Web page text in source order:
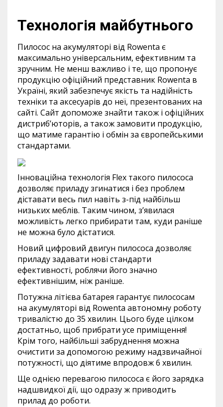
Технологія майбутнього
Пилосос на акумуляторі від Rowenta є
максимально універсальним, ефективним та
зручним. Не менш важливо і те, що пропонує
продукцію офіційний представник Rowenta в
Україні, який забезпечує якість та надійність
техніки та аксесуарів до неї, презентованих на
сайті. Сайт допоможе знайти також і офіційних
дистриб’юторів, а також замовити продукцію,
що матиме гарантію і обмін за європейськими
стандартами.
Інноваційна технологія Flex такого пилососа
дозволяє приладу згинатися і без проблем
діставати весь пил навіть з-під найбільш
низьких меблів. Таким чином, з’явилася
можливість легко прибирати там, куди раніше
не можна було дістатися.
Новий цифровий двигун пилососа дозволяє
приладу задавати нові стандарти
ефективності, роблячи його значно
ефективнішим, ніж раніше.
Потужна літієва батарея гарантує пилососам
на акумуляторі від Rowenta автономну роботу
тривалістю до 35 хвилин. Цього буде цілком
достатньо, щоб прибрати усе приміщення!
Крім того, найбільші забруднення можна
очистити за допомогою режиму надзвичайної
потужності, що діятиме впродовж 6 хвилин.
Ще однією перевагою пилососа є його зарядка
надшвидкої дії, що одразу ж приводить
прилад до роботи.